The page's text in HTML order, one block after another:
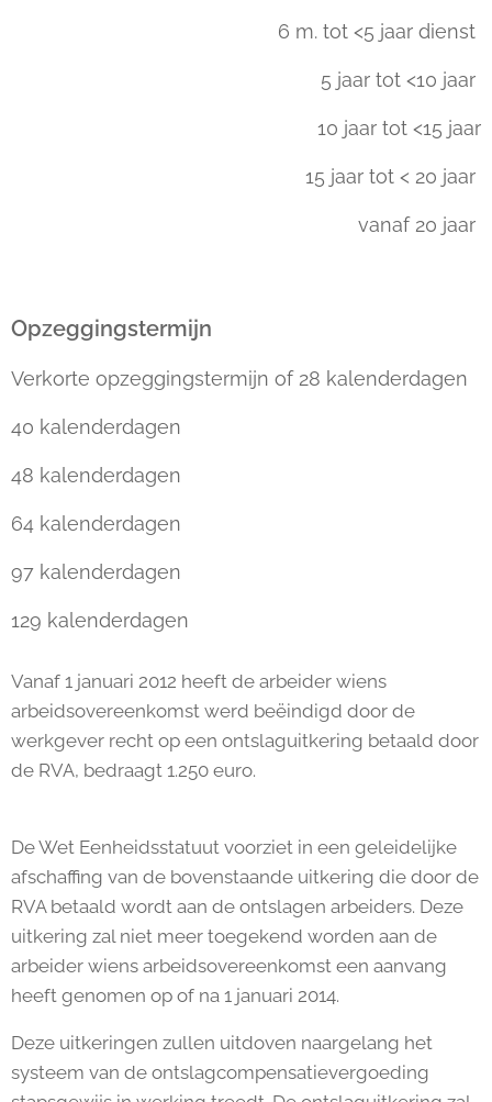
6 m. tot <5 jaar dienst
5 jaar tot <10 jaar
10 jaar tot <15 jaar
15 jaar tot < 20 jaar
vanaf 20 jaar
Opzeggingstermijn
Verkorte opzeggingstermijn of 28 kalenderdagen
40 kalenderdagen
48 kalenderdagen
64 kalenderdagen
97 kalenderdagen
129 kalenderdagen
Vanaf 1 januari 2012 heeft de arbeider wiens
arbeidsovereenkomst werd beëindigd door de
werkgever recht op een ontslaguitkering betaald door
de RVA, bedraagt 1.250 euro.
De Wet Eenheidsstatuut voorziet in een geleidelijke
afschaffing van de bovenstaande uitkering die door de
RVA betaald wordt aan de ontslagen arbeiders. Deze
uitkering zal niet meer toegekend worden aan de
arbeider wiens arbeidsovereenkomst een aanvang
heeft genomen op of na 1 januari 2014.
Deze uitkeringen zullen uitdoven naargelang het
systeem van de ontslagcompensatievergoeding